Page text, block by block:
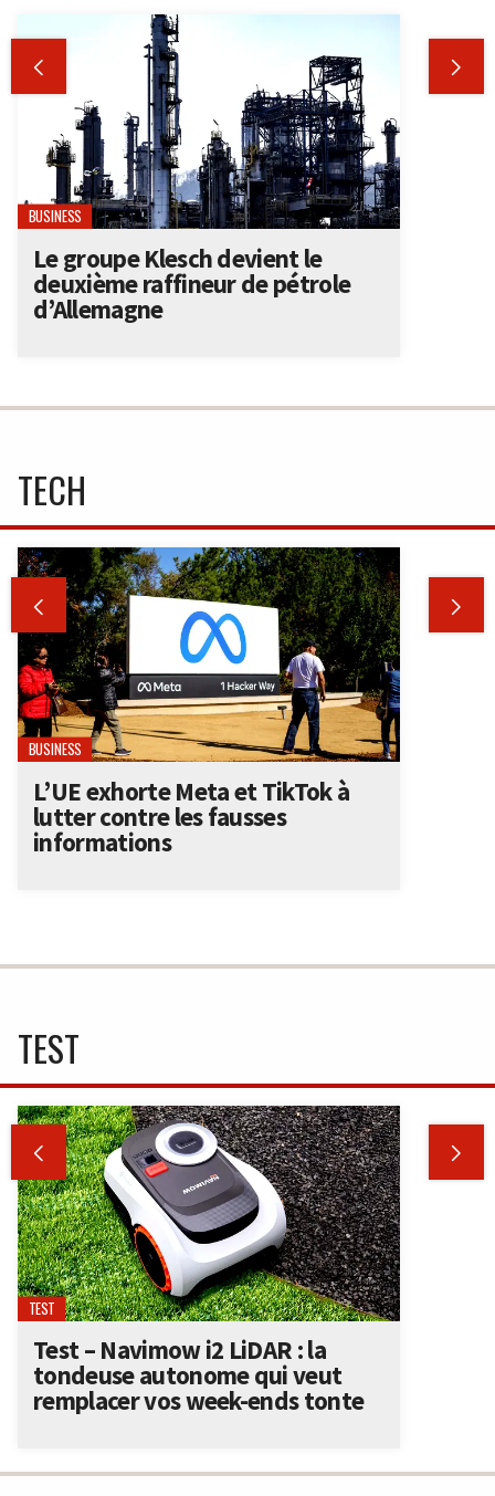
 
BUSINESS
Le groupe Klesch devient le
deuxième raffineur de pétrole
d’Allemagne
TECH
 
BUSINESS
L’UE exhorte Meta et TikTok à
lutter contre les fausses
informations
TEST
 
TEST
Test – Navimow i2 LiDAR : la
tondeuse autonome qui veut
remplacer vos week-ends tonte